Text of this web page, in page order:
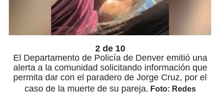
2 de 10
El Departamento de Policía de Denver emitió una
alerta a la comunidad solicitando información que
permita dar con el paradero de Jorge Cruz, por el
caso de la muerte de su pareja. Foto: Redes